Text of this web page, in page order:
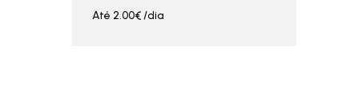
Até 2.00€/dia